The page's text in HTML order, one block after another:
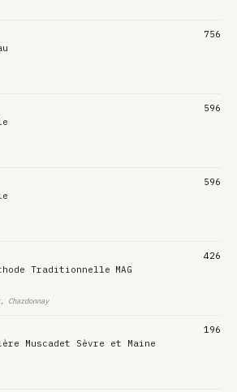
756
596
596
Traditionnelle MAG
426
Muscadet Sèvre et Maine
196